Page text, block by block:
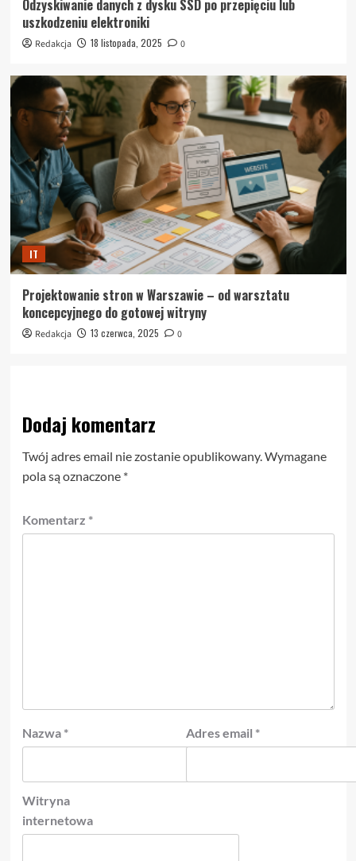
Odzyskiwanie danych z dysku SSD po przepięciu lub
uszkodzeniu elektroniki
Redakcja 18 listopada, 2025 0
IT
Projektowanie stron w Warszawie – od warsztatu
koncepcyjnego do gotowej witryny
Redakcja 13 czerwca, 2025 0
Dodaj komentarz
Twój adres email nie zostanie opublikowany.Wymagane
pola są oznaczone *
Komentarz *
Nazwa * Adres email *
Witryna
internetowa